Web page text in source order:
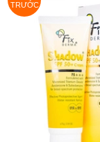
TRƯỚC